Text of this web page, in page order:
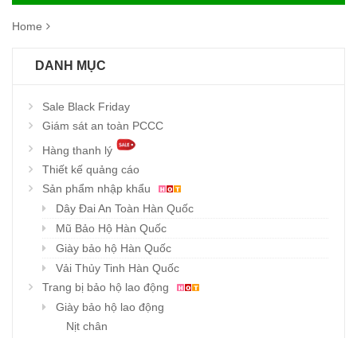
Home
DANH MỤC
Sale Black Friday
Giám sát an toàn PCCC
Hàng thanh lý
Thiết kế quảng cáo
Sản phẩm nhập khẩu
Dây Đai An Toàn Hàn Quốc
Mũ Bảo Hộ Hàn Quốc
Giày bảo hộ Hàn Quốc
Vải Thủy Tinh Hàn Quốc
Trang bị bảo hộ lao động
Giày bảo hộ lao động
Nịt chân